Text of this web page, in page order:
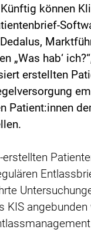
können
„Was hab‘
erstellten
Patient:innen
KIS